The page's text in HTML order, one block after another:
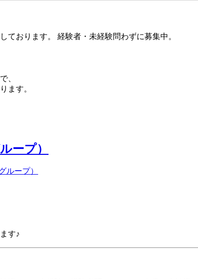
ております。 経験者・未経験問わずに募集中。
、
ます。
ープ）
す♪